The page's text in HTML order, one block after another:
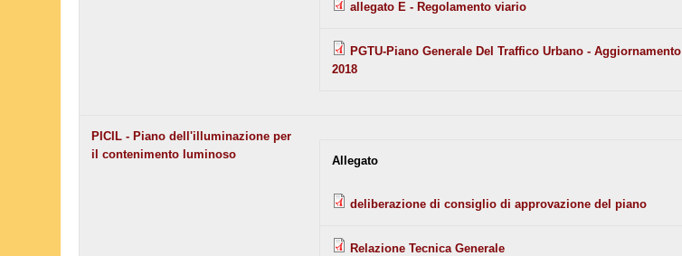
allegato E - Regolamento viario
PGTU-Piano Generale Del Traffico Urbano - Aggiornamento
2018
PICIL - Piano dell'illuminazione per
il contenimento luminoso
Allegato
deliberazione di consiglio di approvazione del piano
Relazione Tecnica Generale